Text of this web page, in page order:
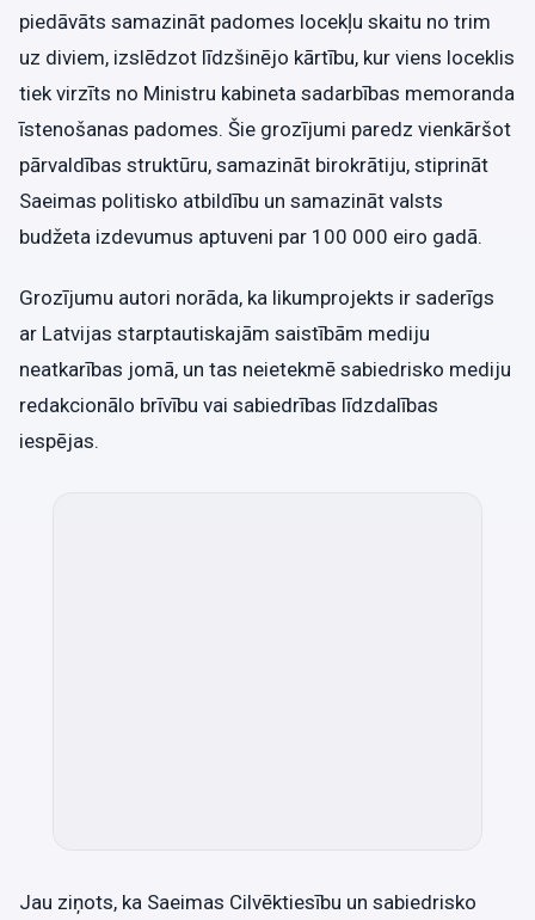
piedāvāts samazināt padomes locekļu skaitu no trim
uz diviem, izslēdzot līdzšinējo kārtību, kur viens loceklis
tiek virzīts no Ministru kabineta sadarbības memoranda
īstenošanas padomes. Šie grozījumi paredz vienkāršot
pārvaldības struktūru, samazināt birokrātiju, stiprināt
Saeimas politisko atbildību un samazināt valsts
budžeta izdevumus aptuveni par 100 000 eiro gadā.
Grozījumu autori norāda, ka likumprojekts ir saderīgs
ar Latvijas starptautiskajām saistībām mediju
neatkarības jomā, un tas neietekmē sabiedrisko mediju
redakcionālo brīvību vai sabiedrības līdzdalības
iespējas.
Jau ziņots, ka Saeimas Cilvēktiesību un sabiedrisko